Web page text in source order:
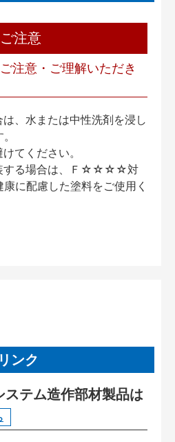
ご注意
注意・ご理解いただき
、水または中性洗剤を浸し
てください。
する場合は、Ｆ☆☆☆☆対
に配慮した塗料をご使用く
ンク
テム造作部材製品は